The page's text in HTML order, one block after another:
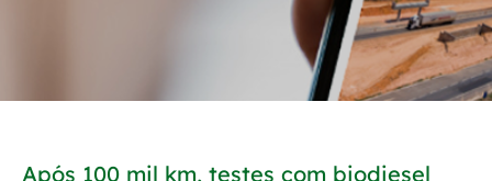
Após 100 mil km, testes com biodiesel